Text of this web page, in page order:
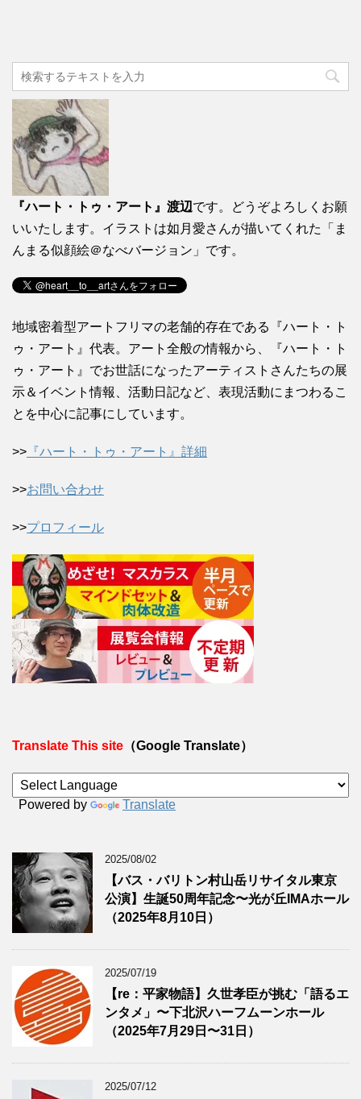
『ハート・トゥ・アート』渡辺です。どうぞよろしくお願
いいたします。イラストは如月愛さんが描いてくれた「ま
んまる似顔絵＠なべバージョン」です。
地域密着型アートフリマの老舗的存在である『ハート・ト
ゥ・アート』代表。アート全般の情報から、『ハート・ト
ゥ・アート』でお世話になったアーティストさんたちの展
示＆イベント情報、活動日記など、表現活動にまつわるこ
とを中心に記事にしています。
>> 『ハート・トゥ・アート』詳細
>>お問い合わせ
>>プロフィール
Translate This site （Google Translate）
Powered by Translate
2025/08/02
【バス・バリトン村山岳リサイタル東京
公演】生誕50周年記念〜光が丘IMAホール
（2025年8月10日）
2025/07/19
【re：平家物語】久世孝臣が挑む「語るエ
ンタメ」〜下北沢ハーフムーンホール
（2025年7月29日〜31日）
2025/07/12